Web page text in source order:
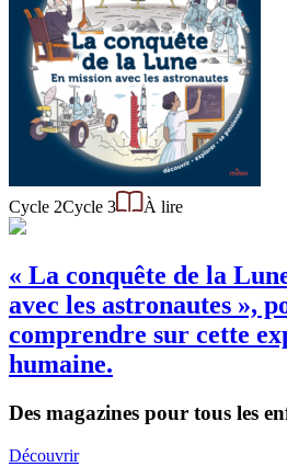
Cycle 2Cycle 3 À lire
« La conquête de la
avec les astronautes »,
comprendre sur cette
humaine.
Des magazines pour tous les
Découvrir